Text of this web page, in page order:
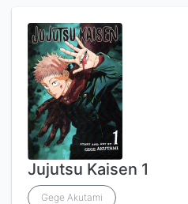
Jujutsu Kaisen 1
Gege Akutami